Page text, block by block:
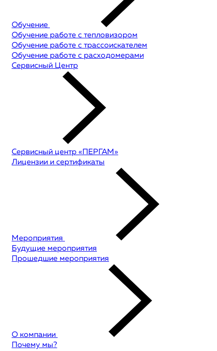
Обучение
Обучение работе с тепловизором
Обучение работе с трассоискателем
Обучение работе с расходомерами
Сервисный Центр
Сервисный центр «ПЕРГАМ»
Лицензии и сертификаты
Мероприятия
Будущие мероприятия
Прошедшие мероприятия
О компании
Почему мы?